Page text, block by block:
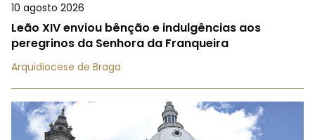
10 agosto 2026
Leão XIV enviou bênção e indulgências aos
peregrinos da Senhora da Franqueira
Arquidiocese de Braga